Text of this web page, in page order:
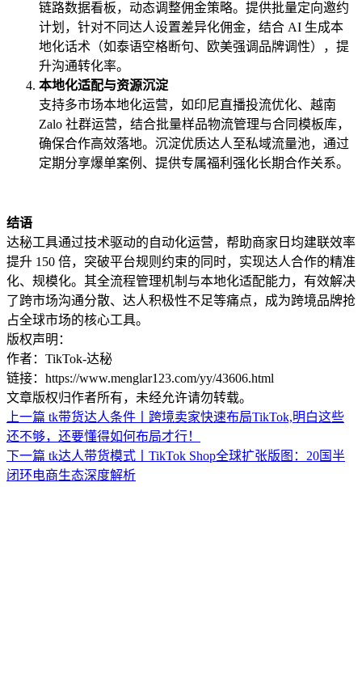
链路数据看板，动态调整佣金策略。提供批量定向邀约
计划，针对不同达人设置差异化佣金，结合 AI 生成本
地化话术（如泰语空格断句、欧美强调品牌调性），提
升沟通转化率。
本地化适配与资源沉淀
支持多市场本地化运营，如印尼直播投流优化、越南
Zalo 社群运营，结合批量样品物流管理与合同模板库，
确保合作高效落地。沉淀优质达人至私域流量池，通过
定期分享爆单案例、提供专属福利强化长期合作关系。
结语
达秘工具通过技术驱动的自动化运营，帮助商家日均建联效率
提升 150 倍，突破平台规则约束的同时，实现达人合作的精准
化、规模化。其全流程管理机制与本地化适配能力，有效解决
了跨市场沟通分散、达人积极性不足等痛点，成为跨境品牌抢
占全球市场的核心工具。
版权声明：
作者：TikTok-达秘
链接：https://www.menglar123.com/yy/43606.html
文章版权归作者所有，未经允许请勿转载。
上一篇 tk带货达人条件丨跨境卖家快速布局TikTok,明白这些
还不够，还要懂得如何布局才行！
下一篇 tk达人带货模式丨TikTok Shop全球扩张版图：20国半
闭环电商生态深度解析